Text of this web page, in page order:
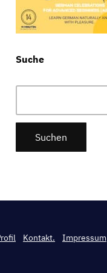
Suche
Kontakt. Impressum